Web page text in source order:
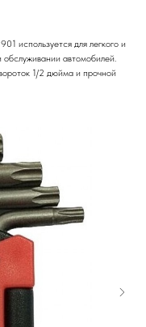
используется для легкого и
обслуживании автомобилей.
1/2 дюйма и прочной